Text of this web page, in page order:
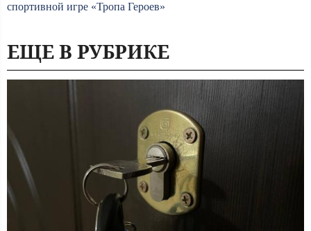
спортивной игре «Тропа Героев»
ЕЩЕ В РУБРИКЕ